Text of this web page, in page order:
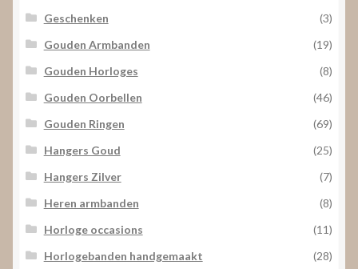
Geschenken
(3)
Gouden Armbanden
(19)
Gouden Horloges
(8)
Gouden Oorbellen
(46)
Gouden Ringen
(69)
Hangers Goud
(25)
Hangers Zilver
(7)
Heren armbanden
(8)
Horloge occasions
(11)
Horlogebanden handgemaakt
(28)